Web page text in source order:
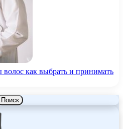
как выбрать и принимать